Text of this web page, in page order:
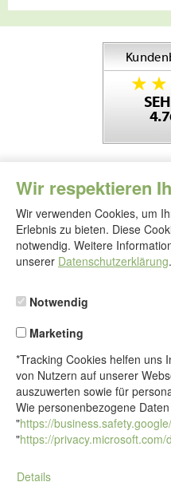
Wir respektieren
Wir verwenden Cookies, um
Erlebnis zu bieten. Diese
notwendig. Weitere
unserer Datenschutzerklärung.
Notwendig
Marketing
*Tracking Cookies helfen uns
von Nutzern auf unserer
auszuwerten sowie für
Wie personenbezogene
"https://
"https://
Details